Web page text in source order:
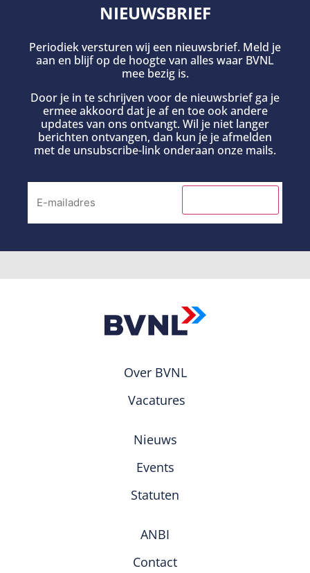
NIEUWSBRIEF
Periodiek versturen wij een nieuwsbrief. Meld je
aan en blijf op de hoogte van alles waar BVNL
mee bezig is.
Door je in te schrijven voor de nieuwsbrief ga je
ermee akkoord dat je af en toe ook andere
updates van ons ontvangt. Wil je niet langer
berichten ontvangen, dan kun je je afmelden
met de unsubscribe-link onderaan onze mails.
Over BVNL
Vacatures
Nieuws
Events
Statuten
ANBI
Contact